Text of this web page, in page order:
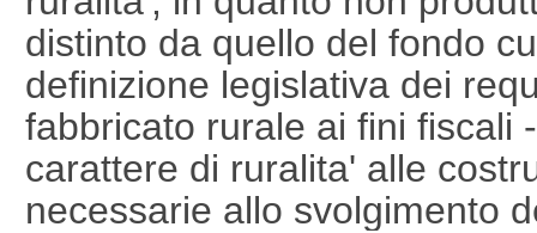
distinto da quello del fondo
definizione legislativa dei
fabbricato rurale ai fini fiscali
carattere di ruralita' alle
necessarie allo svolgimento